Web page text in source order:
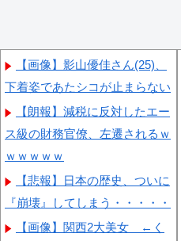
【画像】影山優佳さん(25)、
下着姿であたシコが止まらない
【朗報】減税に反対したエー
ス級の財務官僚、左遷されるｗ
ｗｗｗｗｗ
【悲報】日本の歴史、ついに
『崩壊』してしまう・・・・・
【画像】関西2大美女 ←く